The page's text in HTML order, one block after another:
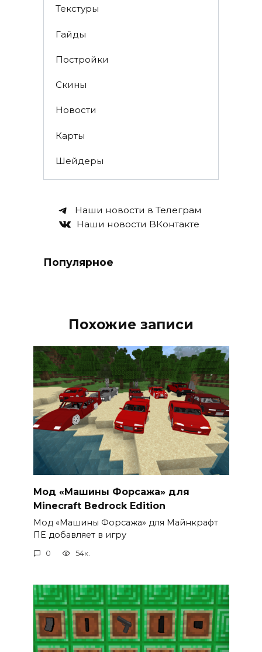
Текстуры
Гайды
Постройки
Скины
Новости
Карты
Шейдеры
Наши новости в Телеграм
Наши новости ВКонтакте
Популярное
Похожие записи
Мод «Машины Форсажа» для
Minecraft Bedrock Edition
Мод «Машины Форсажа» для Майнкрафт
ПЕ добавляет в игру
0 54к.